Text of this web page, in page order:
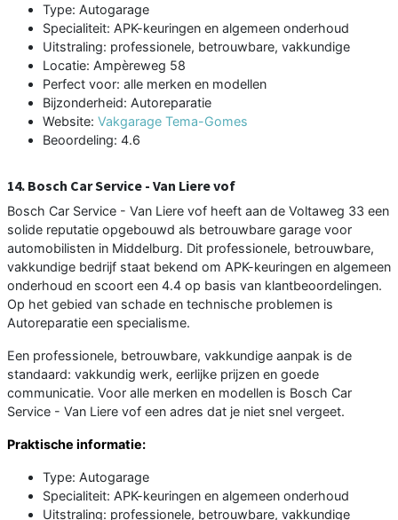
Type: Autogarage
Specialiteit: APK-keuringen en algemeen onderhoud
Uitstraling: professionele, betrouwbare, vakkundige
Locatie: Ampèreweg 58
Perfect voor: alle merken en modellen
Bijzonderheid: Autoreparatie
Website: Vakgarage Tema-Gomes
Beoordeling: 4.6
14. Bosch Car Service - Van Liere vof
Bosch Car Service - Van Liere vof heeft aan de Voltaweg 33 een
solide reputatie opgebouwd als betrouwbare garage voor
automobilisten in Middelburg. Dit professionele, betrouwbare,
vakkundige bedrijf staat bekend om APK-keuringen en algemeen
onderhoud en scoort een 4.4 op basis van klantbeoordelingen.
Op het gebied van schade en technische problemen is
Autoreparatie een specialisme.
Een professionele, betrouwbare, vakkundige aanpak is de
standaard: vakkundig werk, eerlijke prijzen en goede
communicatie. Voor alle merken en modellen is Bosch Car
Service - Van Liere vof een adres dat je niet snel vergeet.
Praktische informatie:
Type: Autogarage
Specialiteit: APK-keuringen en algemeen onderhoud
Uitstraling: professionele, betrouwbare, vakkundige